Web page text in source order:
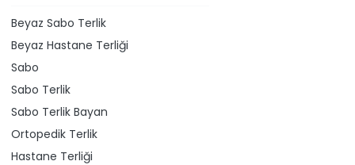
Beyaz Sabo Terlik
Beyaz Hastane Terliği
Sabo
Sabo Terlik
Sabo Terlik Bayan
Ortopedik Terlik
Hastane Terliği